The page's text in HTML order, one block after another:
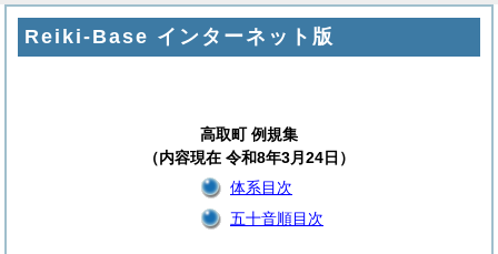
Reiki-Base インターネット版
高取町 例規集
（内容現在 令和8年3月24日）
体系目次
五十音順目次